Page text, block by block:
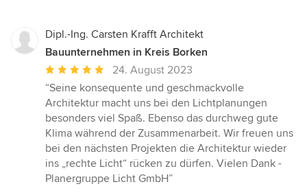
Dipl.-Ing. Carsten Krafft Architekt
Bauunternehmen in Kreis Borken
Durchschnittliche
Bewertung:
5
von
5
Sternen
24. August 2023
“Seine konsequente und geschmackvolle
Architektur macht uns bei den Lichtplanungen
besonders viel Spaß. Ebenso das durchweg gute
Klima während der Zusammenarbeit. Wir freuen uns
bei den nächsten Projekten die Architektur wieder
ins „rechte Licht“ rücken zu dürfen. Vielen Dank -
Planergruppe Licht GmbH”